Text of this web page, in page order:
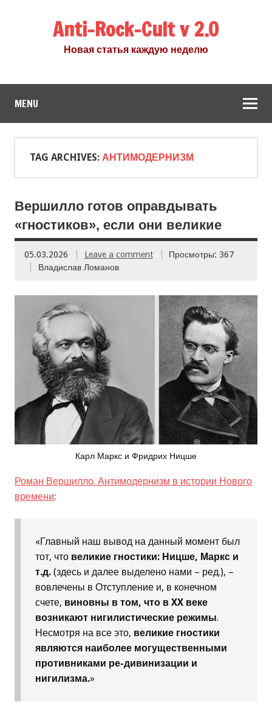
Anti-Rock-Cult v 2.0
Новая статья каждую неделю
MENU
TAG ARCHIVES: АНТИМОДЕРНИЗМ
Вершилло готов оправдывать
«гностиков», если они великие
05.03.2026 Leave a comment
Просмотры: 367
Владислав Ломанов
Карл Маркс и Фридрих Ницше
Роман Вершилло. Антимодернизм в истории Нового
времени:
«Главный наш вывод на данный момент был
тот, что великие гностики: Ницше, Маркс и
т.д. (здесь и далее выделено нами – ред.), –
вовлечены в Отступление и, в конечном
счете, виновны в том, что в XX веке
возникают нигилистические режимы.
Несмотря на все это, великие гностики
являются наиболее могущественными
противниками ре-дивинизации и
нигилизма.»